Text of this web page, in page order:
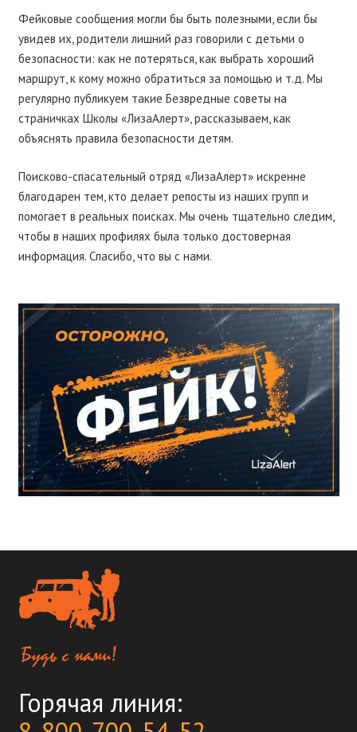
Фейковые сообщения могли бы быть полезными, если бы
увидев их, родители лишний раз говорили с детьми о
безопасности: как не потеряться, как выбрать хороший
маршрут, к кому можно обратиться за помощью и т.д. Мы
регулярно публикуем такие Безвредные советы на
страничках Школы «ЛизаАлерт», рассказываем, как
объяснять правила безопасности детям.
Поисково-спасательный отряд «ЛизаАлерт» искренне
благодарен тем, кто делает репосты из наших групп и
помогает в реальных поисках. Мы очень тщательно следим,
чтобы в наших профилях была только достоверная
информация. Спасибо, что вы с нами.
Горячая линия: